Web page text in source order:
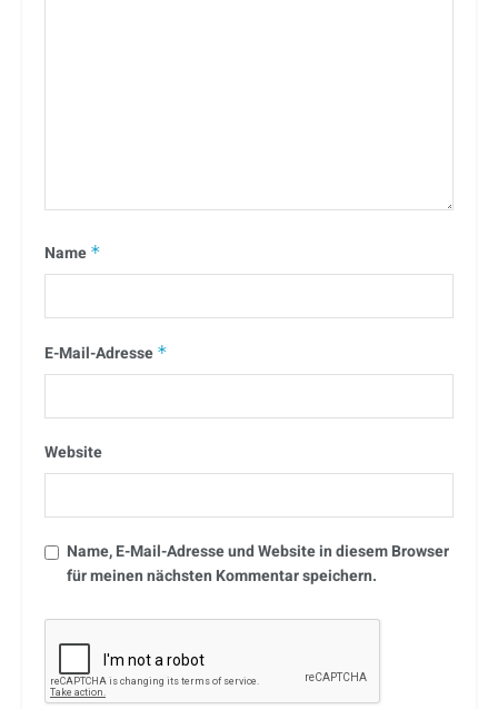
Name *
E-Mail-Adresse *
Website
Name, E-Mail-Adresse und Website in diesem Browser
für meinen nächsten Kommentar speichern.